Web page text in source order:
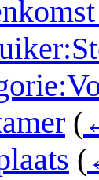
(
(